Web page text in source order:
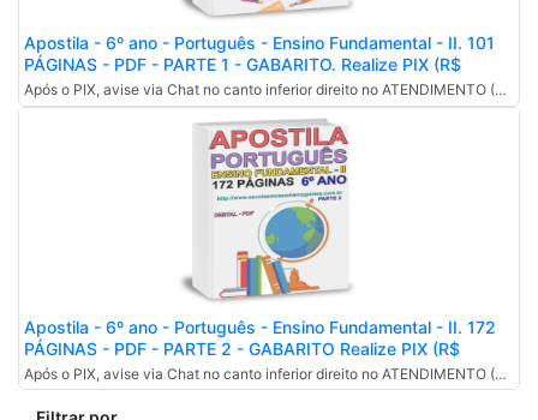
Apostila - 6º ano - Português - Ensino Fundamental - II. 101
PÁGINAS - PDF - PARTE 1 - GABARITO. Realize PIX (R$
35,00) - CHAVE:
(escolaemcasamarcygomespix@gmail.com).
Após o PIX, avise via Chat no canto inferior direito no ATENDIMENTO (WHATSAPP).
Apostila - 6º ano - Português - Ensino Fundamental - II. 172
PÁGINAS - PDF - PARTE 2 - GABARITO Realize PIX (R$
35,00) - CHAVE:
(escolaemcasamarcygomespix@gmail.com).
Após o PIX, avise via Chat no canto inferior direito no ATENDIMENTO (WHATSAPP).